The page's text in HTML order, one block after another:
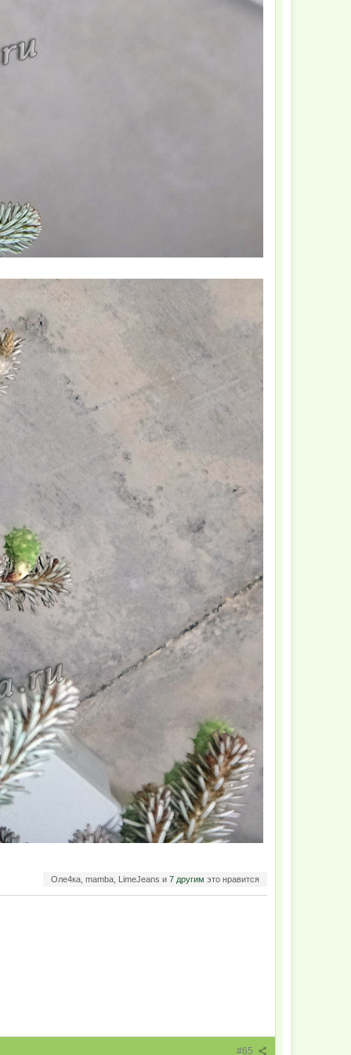
Оле4ка, mamba, LimeJeans и 7 другим это нравится
#65